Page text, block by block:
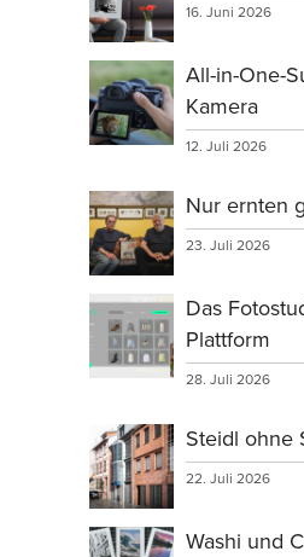
16. Juni 2026
All-in-One-
Kamera
12. Juli 2026
Nur ernten
23. Juli 2026
Das
Plattform
28. Juli 2026
Steidl ohne
22. Juli 2026
Washi und